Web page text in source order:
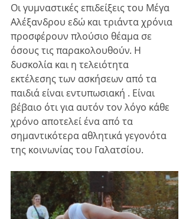
Οι γυμναστικές επιδείξεις του Μέγα
Αλέξανδρου εδώ και τριάντα χρόνια
προσφέρουν πλούσιο θέαμα σε
όσους τις παρακολουθούν. Η
δυσκολία και η τελειότητα
εκτέλεσης των ασκήσεων από τα
παιδιά είναι εντυπωσιακή . Είναι
βέβαιο ότι για αυτόν τον λόγο κάθε
χρόνο αποτελεί ένα από τα
σημαντικότερα αθλητικά γεγονότα
της κοινωνίας του Γαλατσίου.